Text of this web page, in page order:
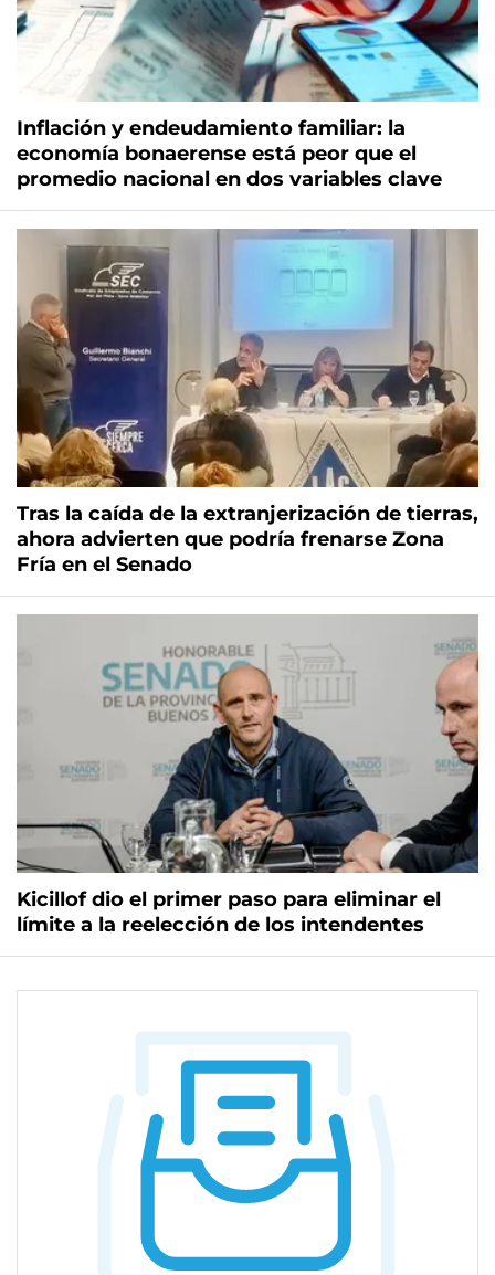
Inflación y endeudamiento familiar: la
economía bonaerense está peor que el
promedio nacional en dos variables clave
Tras la caída de la extranjerización de tierras,
ahora advierten que podría frenarse Zona
Fría en el Senado
Kicillof dio el primer paso para eliminar el
límite a la reelección de los intendentes